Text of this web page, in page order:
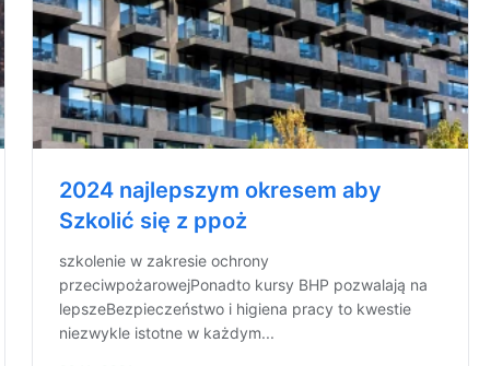
2024 najlepszym okresem aby
Szkolić się z ppoż
szkolenie w zakresie ochrony
przeciwpożarowejPonadto kursy BHP pozwalają na
lepszeBezpieczeństwo i higiena pracy to kwestie
niezwykle istotne w każdym...